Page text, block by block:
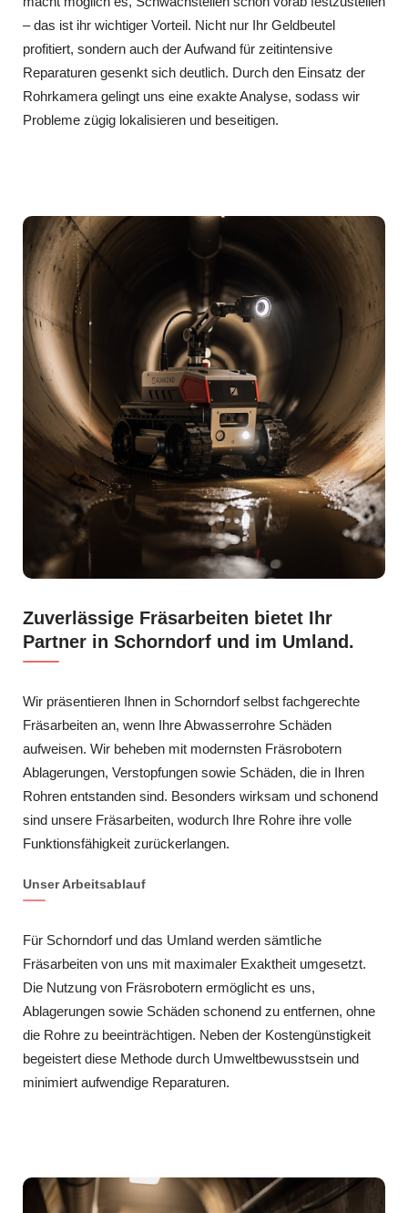
– das ist ihr wichtiger Vorteil. Nicht nur Ihr Geldbeutel
profitiert, sondern auch der Aufwand für zeitintensive
Reparaturen gesenkt sich deutlich. Durch den Einsatz der
Rohrkamera gelingt uns eine exakte Analyse, sodass wir
Probleme zügig lokalisieren und beseitigen.
Zuverlässige Fräsarbeiten bietet Ihr
Partner in Schorndorf und im Umland.
Wir präsentieren Ihnen in Schorndorf selbst fachgerechte
Fräsarbeiten an, wenn Ihre Abwasserrohre Schäden
aufweisen. Wir beheben mit modernsten Fräsrobotern
Ablagerungen, Verstopfungen sowie Schäden, die in Ihren
Rohren entstanden sind. Besonders wirksam und schonend
sind unsere Fräsarbeiten, wodurch Ihre Rohre ihre volle
Funktionsfähigkeit zurückerlangen.
Unser Arbeitsablauf
Für Schorndorf und das Umland werden sämtliche
Fräsarbeiten von uns mit maximaler Exaktheit umgesetzt.
Die Nutzung von Fräsrobotern ermöglicht es uns,
Ablagerungen sowie Schäden schonend zu entfernen, ohne
die Rohre zu beeinträchtigen. Neben der Kostengünstigkeit
begeistert diese Methode durch Umweltbewusstsein und
minimiert aufwendige Reparaturen.